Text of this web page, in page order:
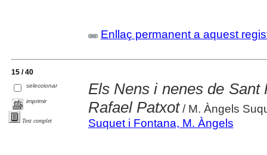
Enllaç permanent a aquest
15 / 40
seleccionar
imprimir
Text complet
Els Nens i nenes de
Rafael Patxot/ M. Àngels
Suquet i Fontana, M. Àngels